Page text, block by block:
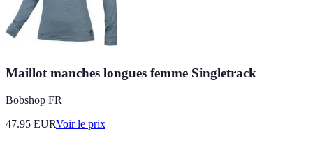
Maillot manches longues femme Singletrack
Bobshop FR
47.95 EURVoir le prix